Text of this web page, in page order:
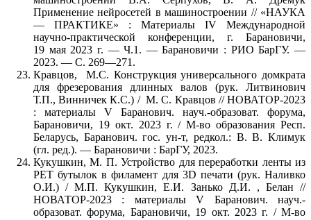
Применение нейросетей в машиностроении // «НАУКА
— ПРАКТИКЕ» : Материалы IV Международной
научно-практической конференции, г. Барановичи,
19 мая 2023 г. — Ч.1. — Барановичи : РИО БарГУ. —
2023. — С. 269—271.
Кравцов, М.С. Конструкция универсального домкрата
для фрезерования длинных валов (рук. Литвинович
Т.П., Винничек К.С.) / М. С. Кравцов // НОВАТОР-2023
: материалы V Баранович. науч.-образоват. форума,
Барановичи, 19 окт. 2023 г. / М-во образования Респ.
Беларусь, Баранович. гос. ун-т, редкол.: В. В. Климук
(гл. ред.). — Барановичи : БарГУ, 2023.
Кукушкин, М. П. Устройство для переработки ленты из
PET бутылок в филамент для 3D печати (рук. Наливко
О.И.) / М.П. Кукушкин, Е.И. Занько Д.И. , Белан //
НОВАТОР-2023 : материалы V Баранович. науч.-
образоват. форума, Барановичи, 19 окт. 2023 г. / М-во